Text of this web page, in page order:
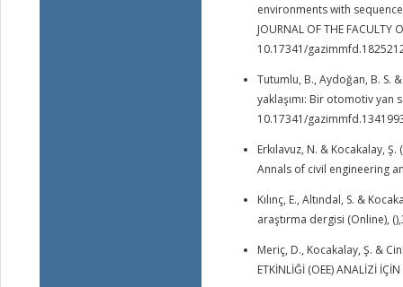
environments with
JOURNAL OF THE FACULTY
10.17341/
Tutumlu, B., Aydoğan, B. S.
yaklaşımı: Bir otomotiv yan
10.17341/
Erkılavuz, N. & Kocakalay,
Annals of civil engineering
Kılınç, E., Altındal, S. &
araştırma dergisi (Online),
Meriç, D., Kocakalay, Ş. &
ETKİNLİĞİ (OEE) ANALİZİ